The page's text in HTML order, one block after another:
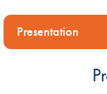
Presentation